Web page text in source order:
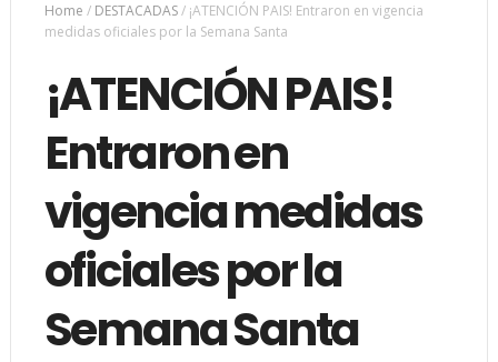
Home / DESTACADAS/ ¡ATENCIÓN PAIS! Entraron en vigencia
medidas oficiales por la Semana Santa
¡ATENCIÓN PAIS!
Entraron en
vigencia medidas
oficiales por la
Semana Santa